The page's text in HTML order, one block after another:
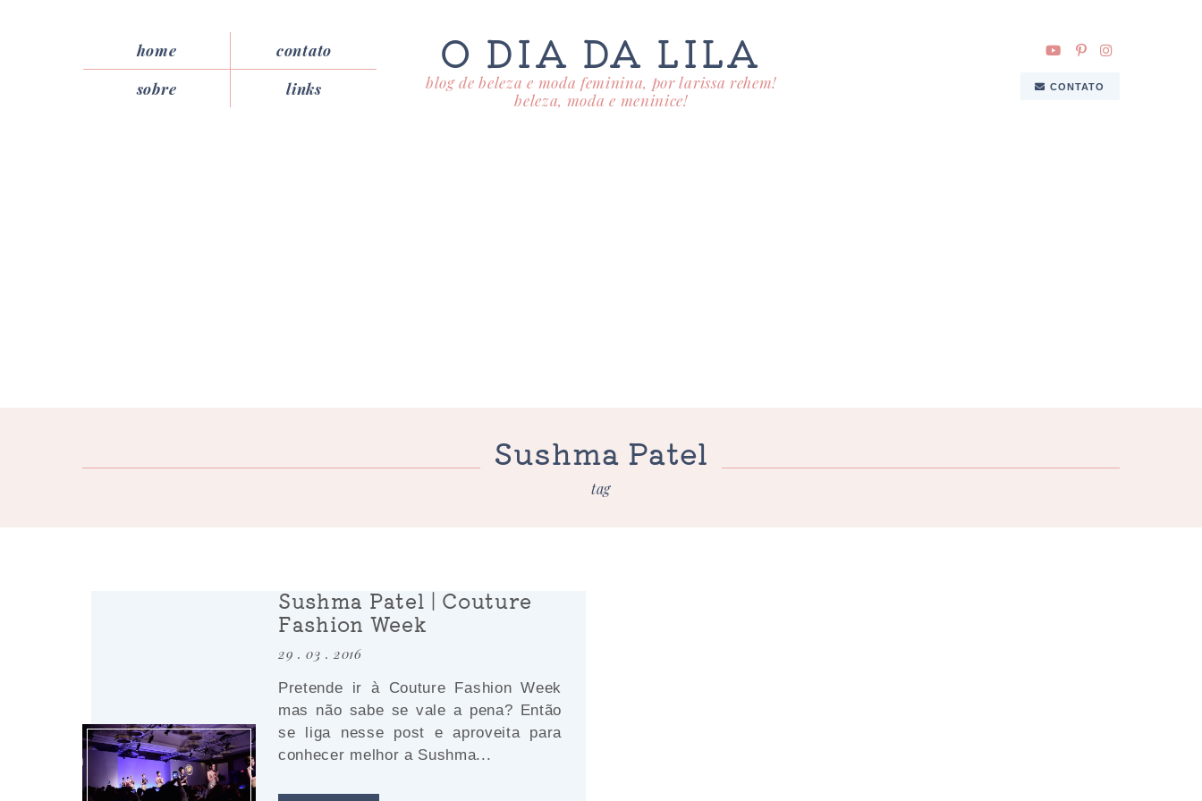
home
contato
sobre
links
O DIA DA LILA
blog de beleza e moda feminina, por larissa rehem!
beleza, moda e meninice!
CONTATO
Sushma Patel
tag
Sushma Patel | Couture
Fashion Week
29 . 03 . 2016
Pretende ir à Couture Fashion Week
mas não sabe se vale a pena? Então
se liga nesse post e aproveita para
conhecer melhor a Sushma...